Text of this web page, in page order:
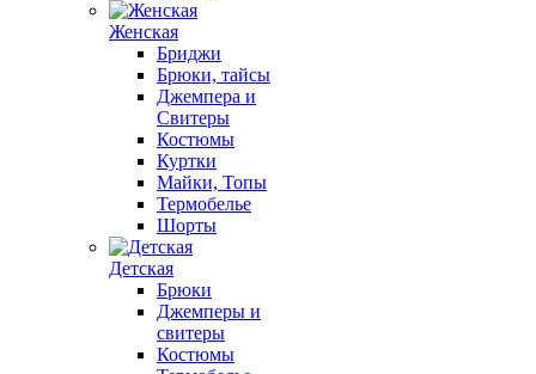
Женская
Бриджи
Брюки, тайсы
Джемпера и
Свитеры
Костюмы
Куртки
Майки, Топы
Термобелье
Шорты
Детская
Брюки
Джемперы и
свитеры
Костюмы